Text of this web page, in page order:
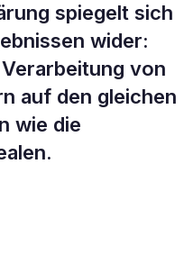
spiegelt sich
wider:
von
auf den gleichen
wie die